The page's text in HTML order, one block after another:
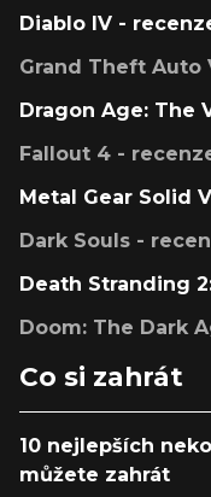
Diablo IV -
Grand Theft Auto
Dragon Age: The
Fallout 4 -
Metal Gear Solid
Dark Souls -
Death Stranding
Doom: The Dark
Co si zahrát
10 nejlepších
můžete zahrát